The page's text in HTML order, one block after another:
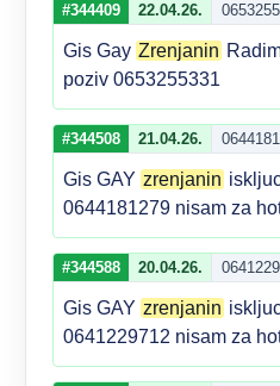
#344409 22.04.26.
Gis Gay Zrenjanin
poziv 0653255331
#344508 21.04.26.
Gis GAY zrenjanin
0644181279 nisam za
#344588 20.04.26.
Gis GAY zrenjanin
0641229712 nisam za